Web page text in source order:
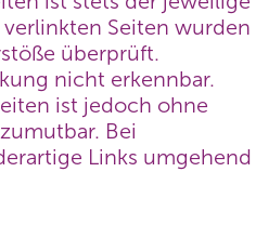
Seiten wurden
überprüft.
nicht erkennbar.
ist jedoch ohne
Bei
Links umgehend